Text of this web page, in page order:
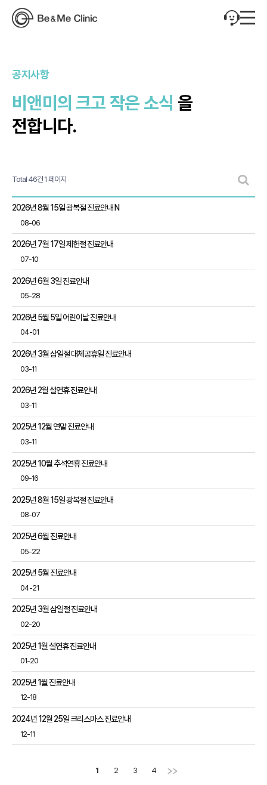
공지사항
비앤미의 크고 작은 소식 을
전합니다.
Total 46건 1 페이지
2026년 8월 15일 광복절 진료안내 N
08-06
2026년 7월 17일 제헌절 진료안내
07-10
2026년 6월 3일 진료안내
05-28
2026년 5월 5일 어린이날 진료안내
04-01
2026년 3월 삼일절 대체공휴일 진료안내
03-11
2026년 2월 설연휴 진료안내
03-11
2025년 12월 연말 진료안내
03-11
2025년 10월 추석연휴 진료안내
09-16
2025년 8월 15일 광복절 진료안내
08-07
2025년 6월 진료안내
05-22
2025년 5월 진료안내
04-21
2025년 3월 삼일절 진료안내
02-20
2025년 1월 설연휴 진료안내
01-20
2025년 1월 진료안내
12-18
2024년 12월 25일 크리스마스 진료안내
12-11
1 2 3 4